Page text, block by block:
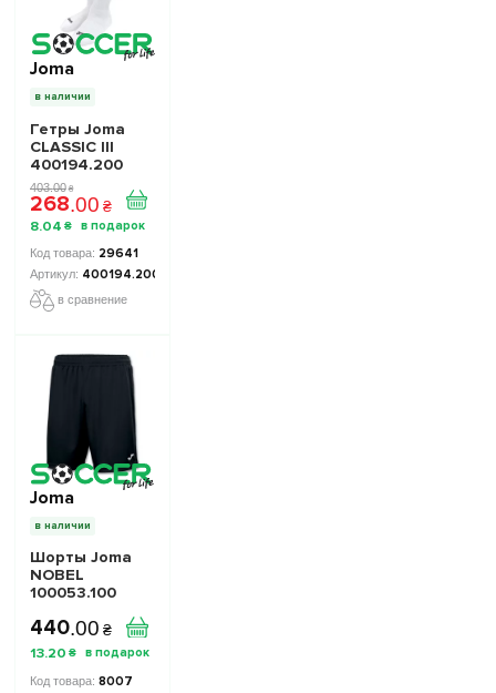
Joma
в наличии
Гетры Joma
CLASSIC III
400194.200
белые
403.00 ₴
268.00 ₴
8.04 ₴
29641
400194.200
в сравнение
Joma
в наличии
Шорты Joma
NOBEL
100053.100
440.00 ₴
13.20 ₴
8007